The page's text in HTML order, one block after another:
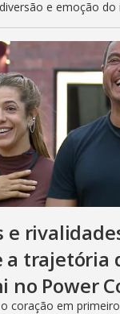
e emoção
e
a trajetória
no Power
coração em